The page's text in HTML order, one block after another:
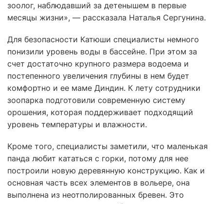
зоолог, наблюдавший за детенышем в первые
месяцы жизни», — рассказала Наталья Сергунина.
Для безопасности Катюши специалисты немного
понизили уровень воды в бассейне. При этом за
счет достаточно крупного размера водоема и
постепенного увеличения глубины в нем будет
комфортно и ее маме Диндин. К лету сотрудники
зоопарка подготовили современную систему
орошения, которая поддерживает подходящий
уровень температуры и влажности.
Кроме того, специалисты заметили, что маленькая
панда любит кататься с горки, потому для нее
построили новую деревянную конструкцию. Как и
основная часть всех элементов в вольере, она
выполнена из неотполированных бревен. Это